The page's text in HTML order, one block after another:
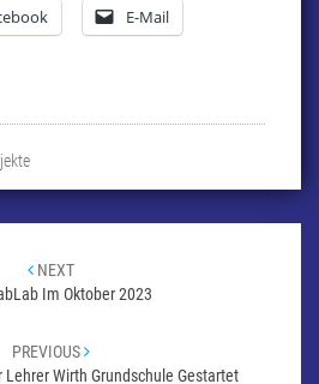
E-Mail
NEXT
Im Oktober 2023
PREVIOUS
Lehrer Wirth Grundschule Gestartet